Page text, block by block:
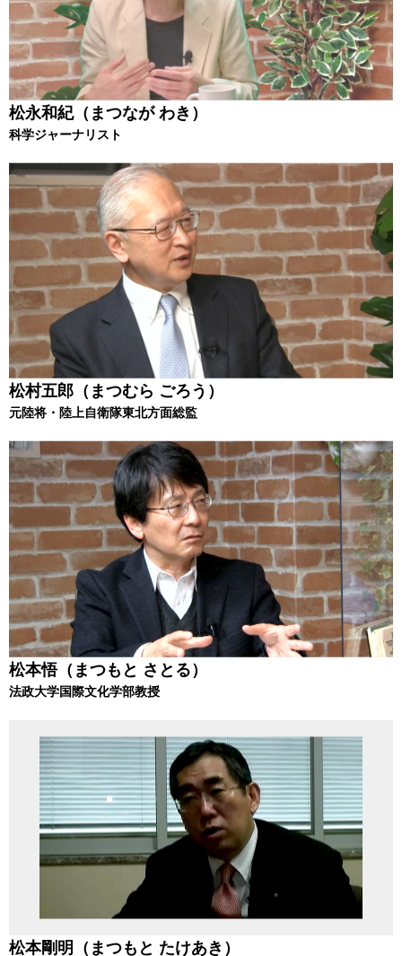
松永和紀（まつなが わき）
科学ジャーナリスト
松村五郎（まつむら ごろう）
元陸将・陸上自衛隊東北方面総監
松本悟（まつもと さとる）
法政大学国際文化学部教授
松本剛明（まつもと たけあき）